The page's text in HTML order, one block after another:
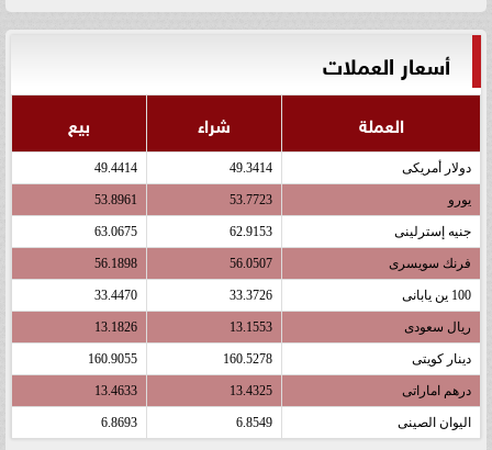
أسعار العملات
العملة شراء بيع
دولار أمريكى 49.3414
49.4414
يورو 53.7723
53.8961
جنيه إسترلينى 62.9153
63.0675
فرنك سويسرى 56.0507
56.1898
100 ين يابانى 33.3726
33.4470
ريال سعودى 13.1553
13.1826
دينار كويتى 160.5278
160.9055
درهم اماراتى 13.4325
13.4633
اليوان الصينى 6.8549
6.8693